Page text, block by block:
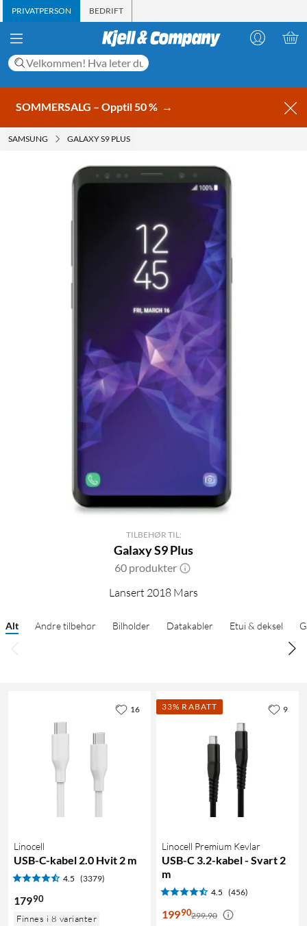
PRIVATPERSON BEDRIFT
SOMMERSALG – Opptil 50 % →
SAMSUNG GALAXY S9 PLUS
TILBEHØR TIL:
Galaxy S9 Plus
60 produkter
Lansert 2018 Mars
Alt Andre tilbehør Bilholder Datakabler Etui & deksel
Linocell
USB-C-kabel 2.0 Hvit 2 m
4.5 (3379)
17990
Finnes i 8 varianter
16 33% RABATT
Linocell Premium Kevlar
USB-C 3.2-kabel - Svart 2
m
4.5 (456)
19990299,90
9